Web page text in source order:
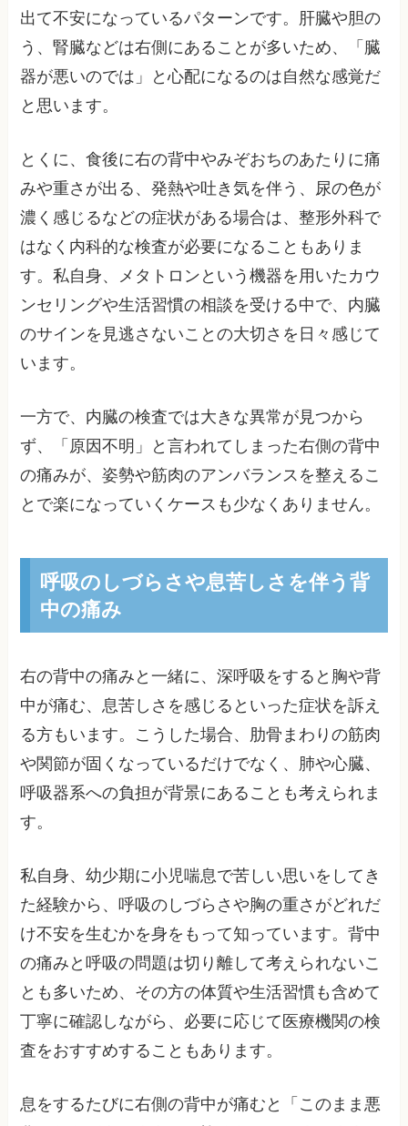
出て不安になっているパターンです。肝臓や胆の
う、腎臓などは右側にあることが多いため、「臓
器が悪いのでは」と心配になるのは自然な感覚だ
と思います。
とくに、食後に右の背中やみぞおちのあたりに痛
みや重さが出る、発熱や吐き気を伴う、尿の色が
濃く感じるなどの症状がある場合は、整形外科で
はなく内科的な検査が必要になることもありま
す。私自身、メタトロンという機器を用いたカウ
ンセリングや生活習慣の相談を受ける中で、内臓
のサインを見逃さないことの大切さを日々感じて
います。
一方で、内臓の検査では大きな異常が見つから
ず、「原因不明」と言われてしまった右側の背中
の痛みが、姿勢や筋肉のアンバランスを整えるこ
とで楽になっていくケースも少なくありません。
呼吸のしづらさや息苦しさを伴う背
中の痛み
右の背中の痛みと一緒に、深呼吸をすると胸や背
中が痛む、息苦しさを感じるといった症状を訴え
る方もいます。こうした場合、肋骨まわりの筋肉
や関節が固くなっているだけでなく、肺や心臓、
呼吸器系への負担が背景にあることも考えられま
す。
私自身、幼少期に小児喘息で苦しい思いをしてき
た経験から、呼吸のしづらさや胸の重さがどれだ
け不安を生むかを身をもって知っています。背中
の痛みと呼吸の問題は切り離して考えられないこ
とも多いため、その方の体質や生活習慣も含めて
丁寧に確認しながら、必要に応じて医療機関の検
査をおすすめすることもあります。
息をするたびに右側の背中が痛むと「このまま悪